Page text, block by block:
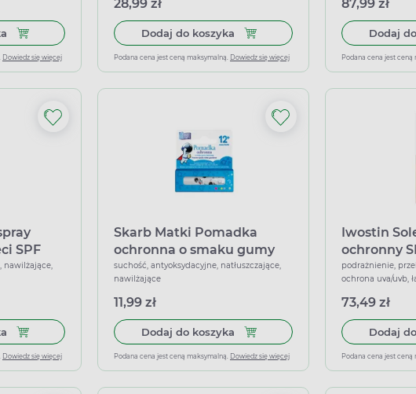
Dodaj do koszyka Ziajka, emulsja do opalania wodoodporna dla dzieci SPF
Dowiedz się więcej
28,99 zł
Dodaj do koszyka Dodaj do koszyka Bioliq SPF,
Podana cena jest ceną maksymalną. Dowiedz się więcej
87,99 zł
Dodaj
Podana cena jest ceną
SPF
nawilżające,
Dodaj do koszyka Iwostin Solecrin, spray ochronny dla dzieci SPF 50+, 175 ml
Dowiedz się więcej
Skarb Matki Pomadka
ochronna o smaku gumy
balonowej
suchość, antyoksydacyjne, natłuszczające,
nawilżające
11,99 zł
Dodaj do koszyka Dodaj do koszyka Skarb Matki
Podana cena jest ceną maksymalną. Dowiedz się więcej
Iwostin
ochronny
podrażnienie,
ochrona uva/uvb,
73,49 zł
Dodaj
Podana cena jest ceną